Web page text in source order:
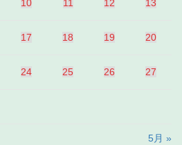
10 11 12 13
17 18 19 20
24 25 26 27
5月 »